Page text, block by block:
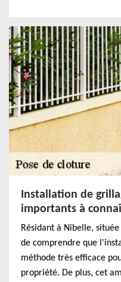
Installation de
importants à
Résidant à Nibelle,
de comprendre que
méthode très efficace
propriété. De plus, cet